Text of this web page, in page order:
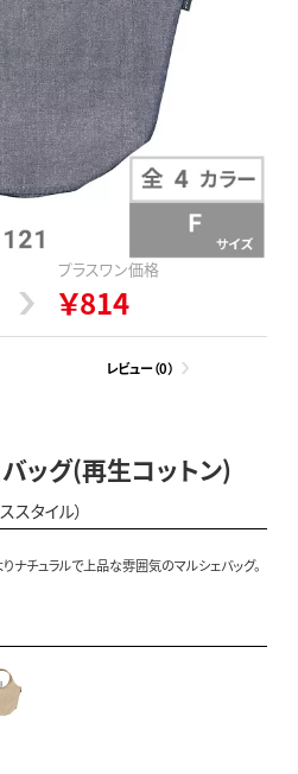
プラスワン価格
￥814
レビュー（0）
ッグ(再生コットン)
スタイル）
ナチュラルで上品な雰囲気のマルシェバッグ。